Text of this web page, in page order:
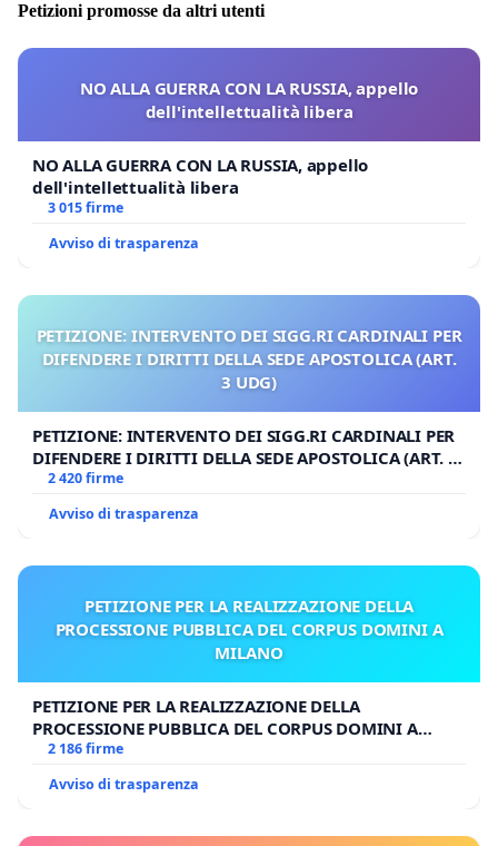
Petizioni promosse da altri utenti
NO ALLA GUERRA CON LA RUSSIA, appello
dell'intellettualità libera
NO ALLA GUERRA CON LA RUSSIA, appello
dell'intellettualità libera
3 015 firme
Avviso di trasparenza
PETIZIONE: INTERVENTO DEI SIGG.RI CARDINALI PER
DIFENDERE I DIRITTI DELLA SEDE APOSTOLICA (ART.
3 UDG)
PETIZIONE: INTERVENTO DEI SIGG.RI CARDINALI PER
DIFENDERE I DIRITTI DELLA SEDE APOSTOLICA (ART. 3
UDG)
2 420 firme
Avviso di trasparenza
PETIZIONE PER LA REALIZZAZIONE DELLA
PROCESSIONE PUBBLICA DEL CORPUS DOMINI A
MILANO
PETIZIONE PER LA REALIZZAZIONE DELLA
PROCESSIONE PUBBLICA DEL CORPUS DOMINI A
MILANO
2 186 firme
Avviso di trasparenza